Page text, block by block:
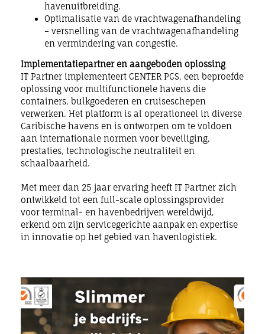
havenuitbreiding.
Optimalisatie van de vrachtwagenafhandeling
– versnelling van de vrachtwagenafhandeling
en vermindering van congestie.
Implementatiepartner en aangeboden oplossing
IT Partner implementeert CENTER PCS, een beproefde
oplossing voor multifunctionele havens die
containers, bulkgoederen en cruiseschepen
verwerken. Het platform is al operationeel in diverse
Caribische havens en is ontworpen om te voldoen
aan internationale normen voor beveiliging,
prestaties, technologische neutraliteit en
schaalbaarheid.
Met meer dan 25 jaar ervaring heeft IT Partner zich
ontwikkeld tot een full-scale oplossingsprovider
voor terminal- en havenbedrijven wereldwijd,
erkend om zijn servicegerichte aanpak en expertise
in innovatie op het gebied van havenlogistiek.